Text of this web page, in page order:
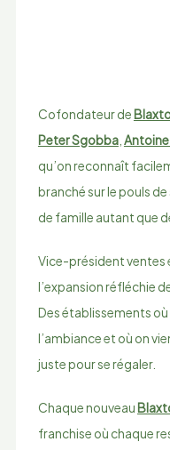
Cofondateur de
Peter Sgobba,
qu’on reconnaît
branché sur le pouls
de famille autant que
Vice-président ventes
l’expansion réfléchie
Des établissements
l’ambiance et où on
juste pour se régaler.
Chaque nouveau
franchise où chaque